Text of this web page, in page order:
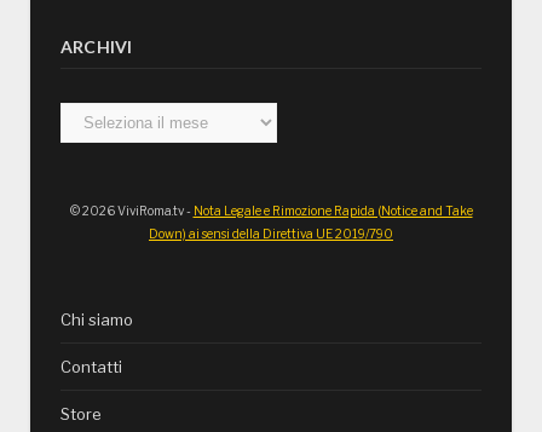
ARCHIVI
Archivi
© 2026 ViviRoma.tv - Nota Legale e Rimozione Rapida (Notice and Take
Down) ai sensi della Direttiva UE 2019/790
Chi siamo
Contatti
Store